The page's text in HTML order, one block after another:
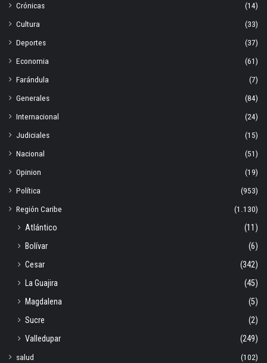
Crónicas
(14)
Cultura
(33)
Deportes
(37)
Economia
(61)
Farándula
(7)
Generales
(84)
Internacional
(24)
Judiciales
(15)
Nacional
(51)
Opinion
(19)
Política
(953)
Región Caribe
(1.130)
Atlántico
(11)
Bolívar
(6)
Cesar
(342)
La Guajira
(45)
Magdalena
(5)
Sucre
(2)
Valledupar
(249)
salud
(102)